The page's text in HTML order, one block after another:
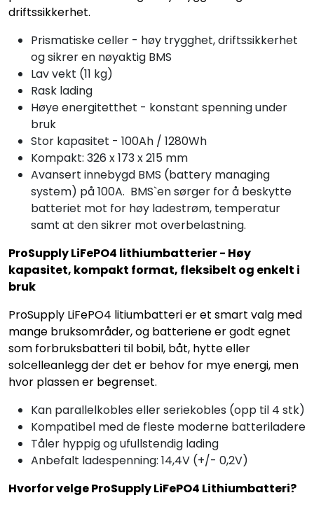
driftssikkerhet.
Prismatiske celler - høy trygghet, driftssikkerhet
og sikrer en nøyaktig BMS
Lav vekt (11 kg)
Rask lading
Høye energitetthet - konstant spenning under
bruk
Stor kapasitet - 100Ah / 1280Wh
Kompakt: 326 x 173 x 215 mm
Avansert innebygd BMS (battery managing
system) på 100A. BMS`en sørger for å beskytte
batteriet mot for høy ladestrøm, temperatur
samt at den sikrer mot overbelastning.
ProSupply LiFePO4 lithiumbatterier - Høy
kapasitet, kompakt format, fleksibelt og enkelt i
bruk
ProSupply LiFePO4 litiumbatteri er et smart valg med
mange bruksområder, og batteriene er godt egnet
som forbruksbatteri til bobil, båt, hytte eller
solcelleanlegg der det er behov for mye energi, men
hvor plassen er begrenset.
Kan parallelkobles eller seriekobles (opp til 4 stk)
Kompatibel med de fleste moderne batteriladere
Tåler hyppig og ufullstendig lading
Anbefalt ladespenning: 14,4V (+/- 0,2V)
Hvorfor velge ProSupply LiFePO4 Lithiumbatteri?